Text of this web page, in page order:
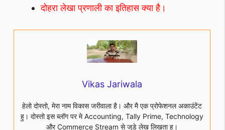
दोहरा लेखा प्रणाली का इतिहास क्या है।
Vikas Jariwala
हेलो दोस्तो, मेरा नाम विकास जरीवाला है। और मै एक प्रोफेशनल अकाउंटेंट
हु। दोस्तो इस ब्लॉग पर मे Accounting, Tally Prime, Technology
और Commerce Stream से जुड़े लेख लिखता हू।